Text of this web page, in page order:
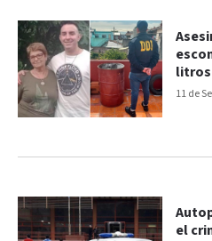
11 de
litros
el